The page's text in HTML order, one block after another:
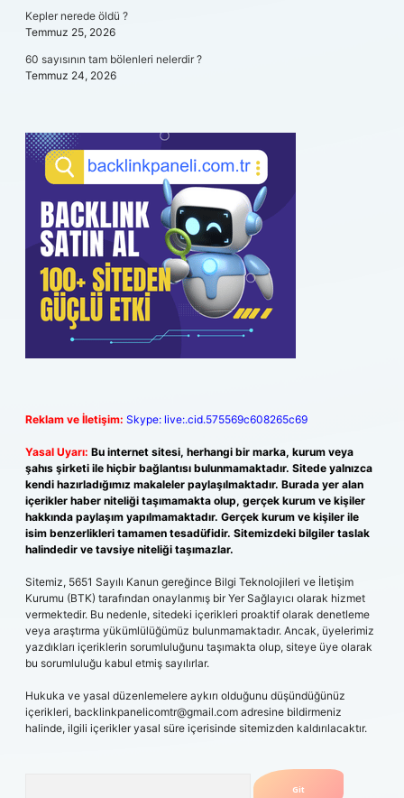
Kepler nerede öldü ?
Temmuz 25, 2026
60 sayısının tam bölenleri nelerdir ?
Temmuz 24, 2026
Reklam ve İletişim: Skype: live:.cid.575569c608265c69
Yasal Uyarı: Bu internet sitesi, herhangi bir marka, kurum veya
şahıs şirketi ile hiçbir bağlantısı bulunmamaktadır. Sitede yalnızca
kendi hazırladığımız makaleler paylaşılmaktadır. Burada yer alan
içerikler haber niteliği taşımamakta olup, gerçek kurum ve kişiler
hakkında paylaşım yapılmamaktadır. Gerçek kurum ve kişiler ile
isim benzerlikleri tamamen tesadüfidir. Sitemizdeki bilgiler taslak
halindedir ve tavsiye niteliği taşımazlar.
Sitemiz, 5651 Sayılı Kanun gereğince Bilgi Teknolojileri ve İletişim
Kurumu (BTK) tarafından onaylanmış bir Yer Sağlayıcı olarak hizmet
vermektedir. Bu nedenle, sitedeki içerikleri proaktif olarak denetleme
veya araştırma yükümlülüğümüz bulunmamaktadır. Ancak, üyelerimiz
yazdıkları içeriklerin sorumluluğunu taşımakta olup, siteye üye olarak
bu sorumluluğu kabul etmiş sayılırlar.
Hukuka ve yasal düzenlemelere aykırı olduğunu düşündüğünüz
içerikleri, backlinkpanelicomtr@gmail.com adresine bildirmeniz
halinde, ilgili içerikler yasal süre içerisinde sitemizden kaldırılacaktır.